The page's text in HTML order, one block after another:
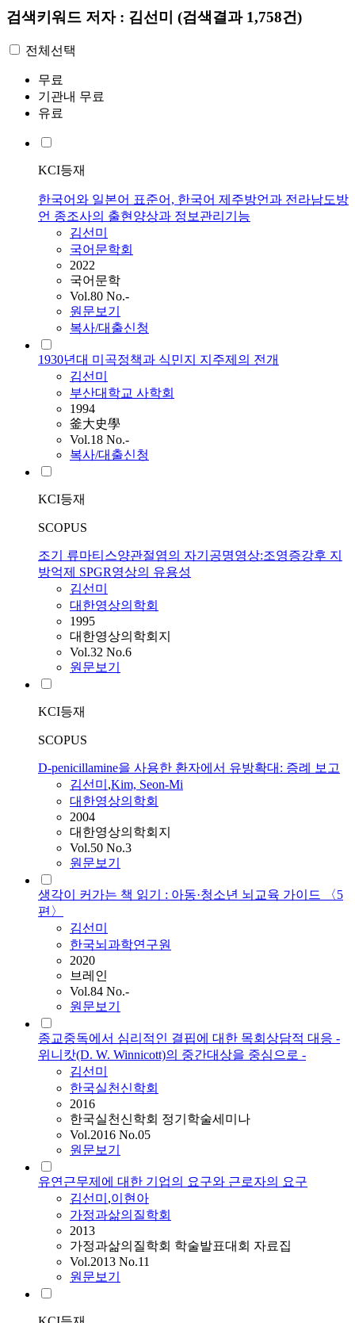
검색키워드 저자 : 김선미 (검색결과 1,758건)
전체선택
무료
기관내 무료
유료
KCI등재
한국어와 일본어 표준어, 한국어 제주방언과 전라남도방
언 종조사의 출현양상과 정보관리기능
김선미
국어문학회
2022
국어문학
Vol.80 No.-
원문보기
복사/대출신청
1930년대 미곡정책과 식민지 지주제의 전개
김선미
부산대학교 사학회
1994
釜大史學
Vol.18 No.-
복사/대출신청
KCI등재
SCOPUS
조기 류마티스양관절염의 자기공명영상:조영증강후 지
방억제 SPGR영상의 유용성
김선미
대한영상의학회
1995
대한영상의학회지
Vol.32 No.6
원문보기
KCI등재
SCOPUS
D-penicillamine을 사용한 환자에서 유방확대: 증례 보고
김선미 ,Kim, Seon-Mi
대한영상의학회
2004
대한영상의학회지
Vol.50 No.3
원문보기
생각이 커가는 책 읽기 : 아동·청소년 뇌교육 가이드 〈5
편〉
김선미
한국뇌과학연구원
2020
브레인
Vol.84 No.-
원문보기
종교중독에서 심리적인 결핍에 대한 목회상담적 대응 -
위니캇(D. W. Winnicott)의 중간대상을 중심으로 -
김선미
한국실천신학회
2016
한국실천신학회 정기학술세미나
Vol.2016 No.05
원문보기
유연근무제에 대한 기업의 요구와 근로자의 요구
김선미 ,이현아
가정과삶의질학회
2013
가정과삶의질학회 학술발표대회 자료집
Vol.2013 No.11
원문보기